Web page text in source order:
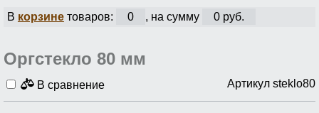
В корзинетоваров: 0 , на сумму 0 руб.
Оргстекло 80 мм
В сравнение Артикул steklo80